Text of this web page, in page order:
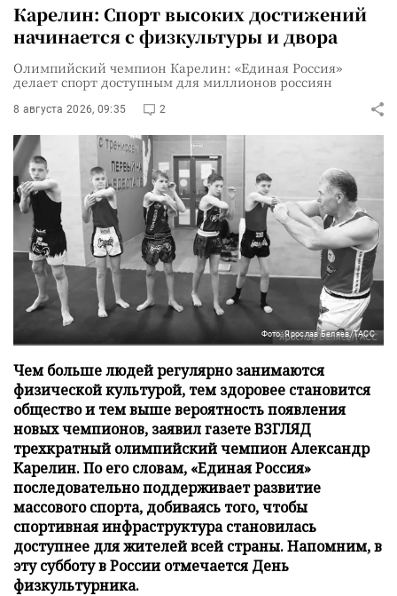
Карелин: Спорт высоких достижений
начинается с физкультуры и двора
Олимпийский чемпион Карелин: «Единая Россия»
делает спорт доступным для миллионов россиян
8 августа 2026, 09:35 2
Фото: Ярослав Беляев/ТАСС
Чем больше людей регулярно занимаются
физической культурой, тем здоровее становится
общество и тем выше вероятность появления
новых чемпионов, заявил газете ВЗГЛЯД
трехкратный олимпийский чемпион Александр
Карелин. По его словам, «Единая Россия»
последовательно поддерживает развитие
массового спорта, добиваясь того, чтобы
спортивная инфраструктура становилась
доступнее для жителей всей страны. Напомним, в
эту субботу в России отмечается День
физкультурника.